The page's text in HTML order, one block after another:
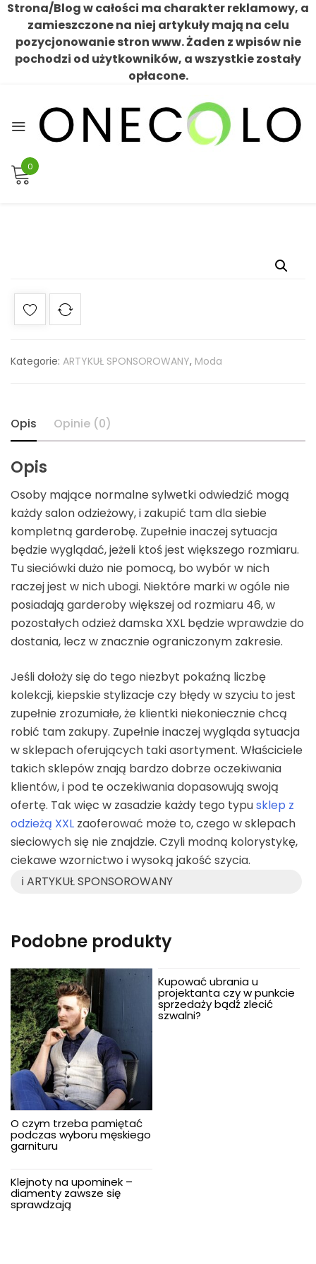
Strona/Blog w całości ma charakter reklamowy, a
zamieszczone na niej artykuły mają na celu
pozycjonowanie stron www. Żaden z wpisów nie
pochodzi od użytkowników, a wszystkie zostały
opłacone.
content
0
Kategorie: ARTYKUŁ SPONSOROWANY, Moda
Opis Opinie (0)
Opis
Osoby mające normalne sylwetki odwiedzić mogą
każdy salon odzieżowy, i zakupić tam dla siebie
kompletną garderobę. Zupełnie inaczej sytuacja
będzie wyglądać, jeżeli ktoś jest większego rozmiaru.
Tu sieciówki dużo nie pomocą, bo wybór w nich
raczej jest w nich ubogi. Niektóre marki w ogóle nie
posiadają garderoby większej od rozmiaru 46, w
pozostałych odzież damska XXL będzie wprawdzie do
dostania, lecz w znacznie ograniczonym zakresie.
Jeśli dołoży się do tego niezbyt pokaźną liczbę
kolekcji, kiepskie stylizacje czy błędy w szyciu to jest
zupełnie zrozumiałe, że klientki niekoniecznie chcą
robić tam zakupy. Zupełnie inaczej wygląda sytuacja
w sklepach oferujących taki asortyment. Właściciele
takich sklepów znają bardzo dobrze oczekiwania
klientów, i pod te oczekiwania dopasowują swoją
ofertę. Tak więc w zasadzie każdy tego typusklep z
odzieżą XXL zaoferować może to, czego w sklepach
sieciowych się nie znajdzie. Czyli modną kolorystykę,
ciekawe wzornictwo i wysoką jakość szycia.
ℹ️ ARTYKUŁ SPONSOROWANY
Podobne produkty
O czym trzeba pamiętać
podczas wyboru męskiego
garnituru
Kupować ubrania u
projektanta czy w punkcie
sprzedaży bądź zlecić
szwalni?
Klejnoty na upominek –
diamenty zawsze się
sprawdzają